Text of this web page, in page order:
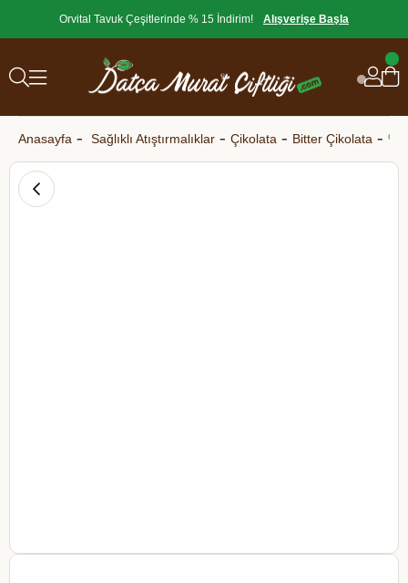
Orvital Tavuk Çeşitlerinde % 15 İndirim! Alışverişe Başla
Anasayfa Sağlıklı Atıştırmalıklar Çikolata Bitter Çikolata